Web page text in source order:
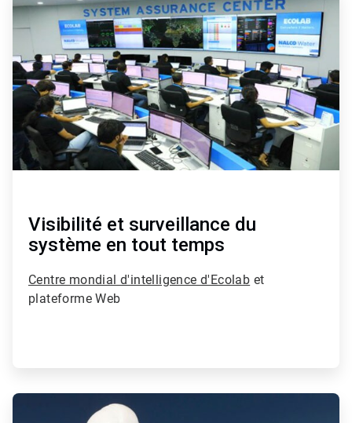
3
de
Visibilité et surveillance du
système en tout temps
Centre mondial d'intelligence d'Ecolab et
plateforme Web
ArticleTile